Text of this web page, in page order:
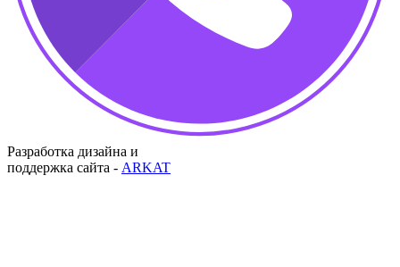
Разработка дизайна и
поддержка сайта - ARKAT